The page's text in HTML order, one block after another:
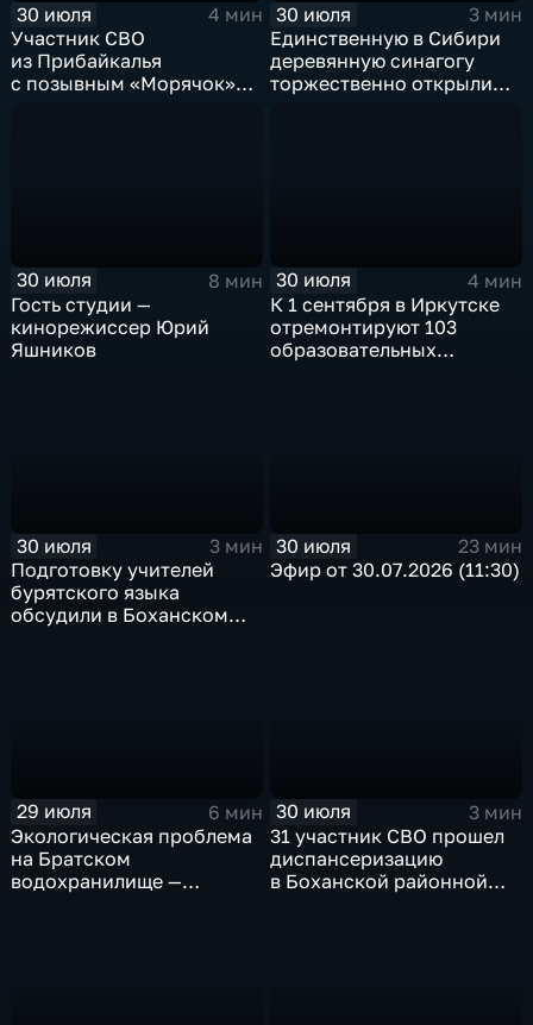
30 июля
4 мин
Участник СВО
из Прибайкалья
с позывным «Морячок»
30 июля
3 мин
Единственную в Сибири
деревянную синагогу
торжественно открыли
30 июля
8 мин
Гость студии —
кинорежиссер Юрий
Яшников
30 июля
4 мин
К 1 сентября в Иркутске
отремонтируют 103
образовательных
30 июля
3 мин
Подготовку учителей
бурятского языка
обсудили в Боханском
30 июля
23 мин
Эфир от 30.07.2026 (11:30)
29 июля
6 мин
Экологическая проблема
на Братском
водохранилище —
30 июля
3 мин
31 участник СВО прошел
диспансеризацию
в Боханской районной